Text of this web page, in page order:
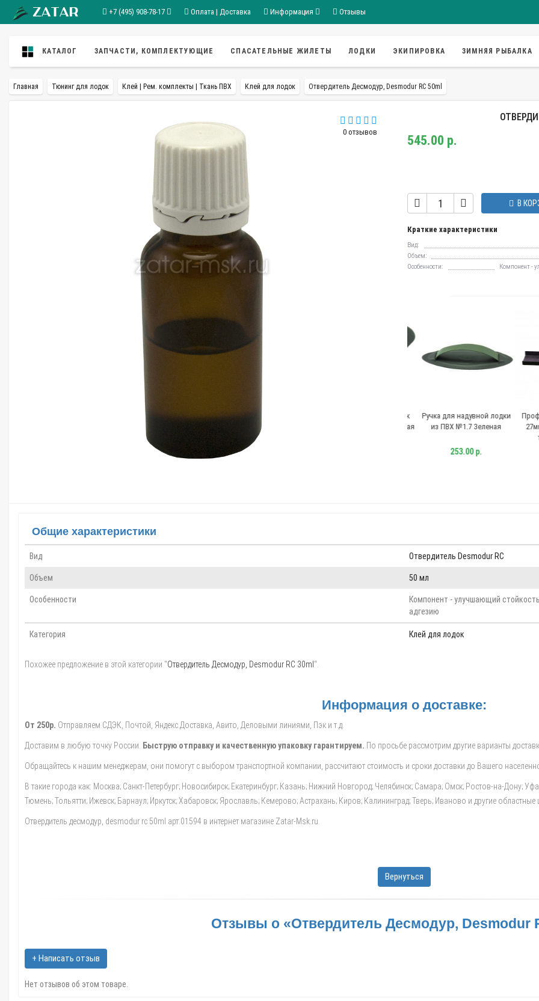
+7 (495) 908-78-17 Оплата | Доставка Информация Отзывы
КАТАЛОГ ЗАПЧАСТИ, КОМПЛЕКТУЮЩИЕ СПАСАТЕЛЬНЫЕ ЖИЛЕТЫ ЛОДКИ ЭКИПИРОВКА ЗИМНЯЯ РЫБАЛКА
Главная Тюнинг для лодок Клей | Рем. комплекты | Ткань ПВХ Клей для лодок Отвердитель Десмодур, Desmodur RC 50ml
0 отзывов
545.00 р.
В
Краткие характеристики
Вид:
Объем:
Особенности:
Компонент -
Ручка для надувной лодки
из ПВХ №1.7 Зеленая
253.00 р.
27мм
Общие характеристики
Вид Отвердитель Desmodur RC
Объем 50 мл
Особенности
Компонент - улучшающий
адгезию
Категория Клей для лодок
Похожее предложение в этой категории "Отвердитель Десмодур, Desmodur RC 30ml ".
Информация о доставке:
От 250р. Отправляем СДЭК, Почтой, Яндекс.Доставка, Авито, Деловыми линиями, Пэк и т.д.
Доставим в любую точку России. Быструю отправку и качественную упаковку гарантируем. По просьбе рассмотрим другие варианты
Обращайтесь к нашим менеджерам, они помогут с выбором транспортной компании, рассчитают стоимость и сроки доставки до Вашего
В такие города как: Москва; Санкт-Петербург; Новосибирск; Екатеринбург; Казань; Нижний Новгород; Челябинск; Самара; Омск; Ростов-на-Дону;
Тюмень; Тольятти; Ижевск; Барнаул; Иркутск; Хабаровск; Ярославль; Кемерово; Астрахань; Киров; Калининград; Тверь; Иваново и другие областные
Отвердитель десмодур, desmodur rc 50ml арт.01594 в интернет магазине Zatar-Msk.ru.
Вернуться
Отзывы о «Отвердитель Десмодур, Desmodur
+ Написать отзыв
Нет отзывов об этом товаре.